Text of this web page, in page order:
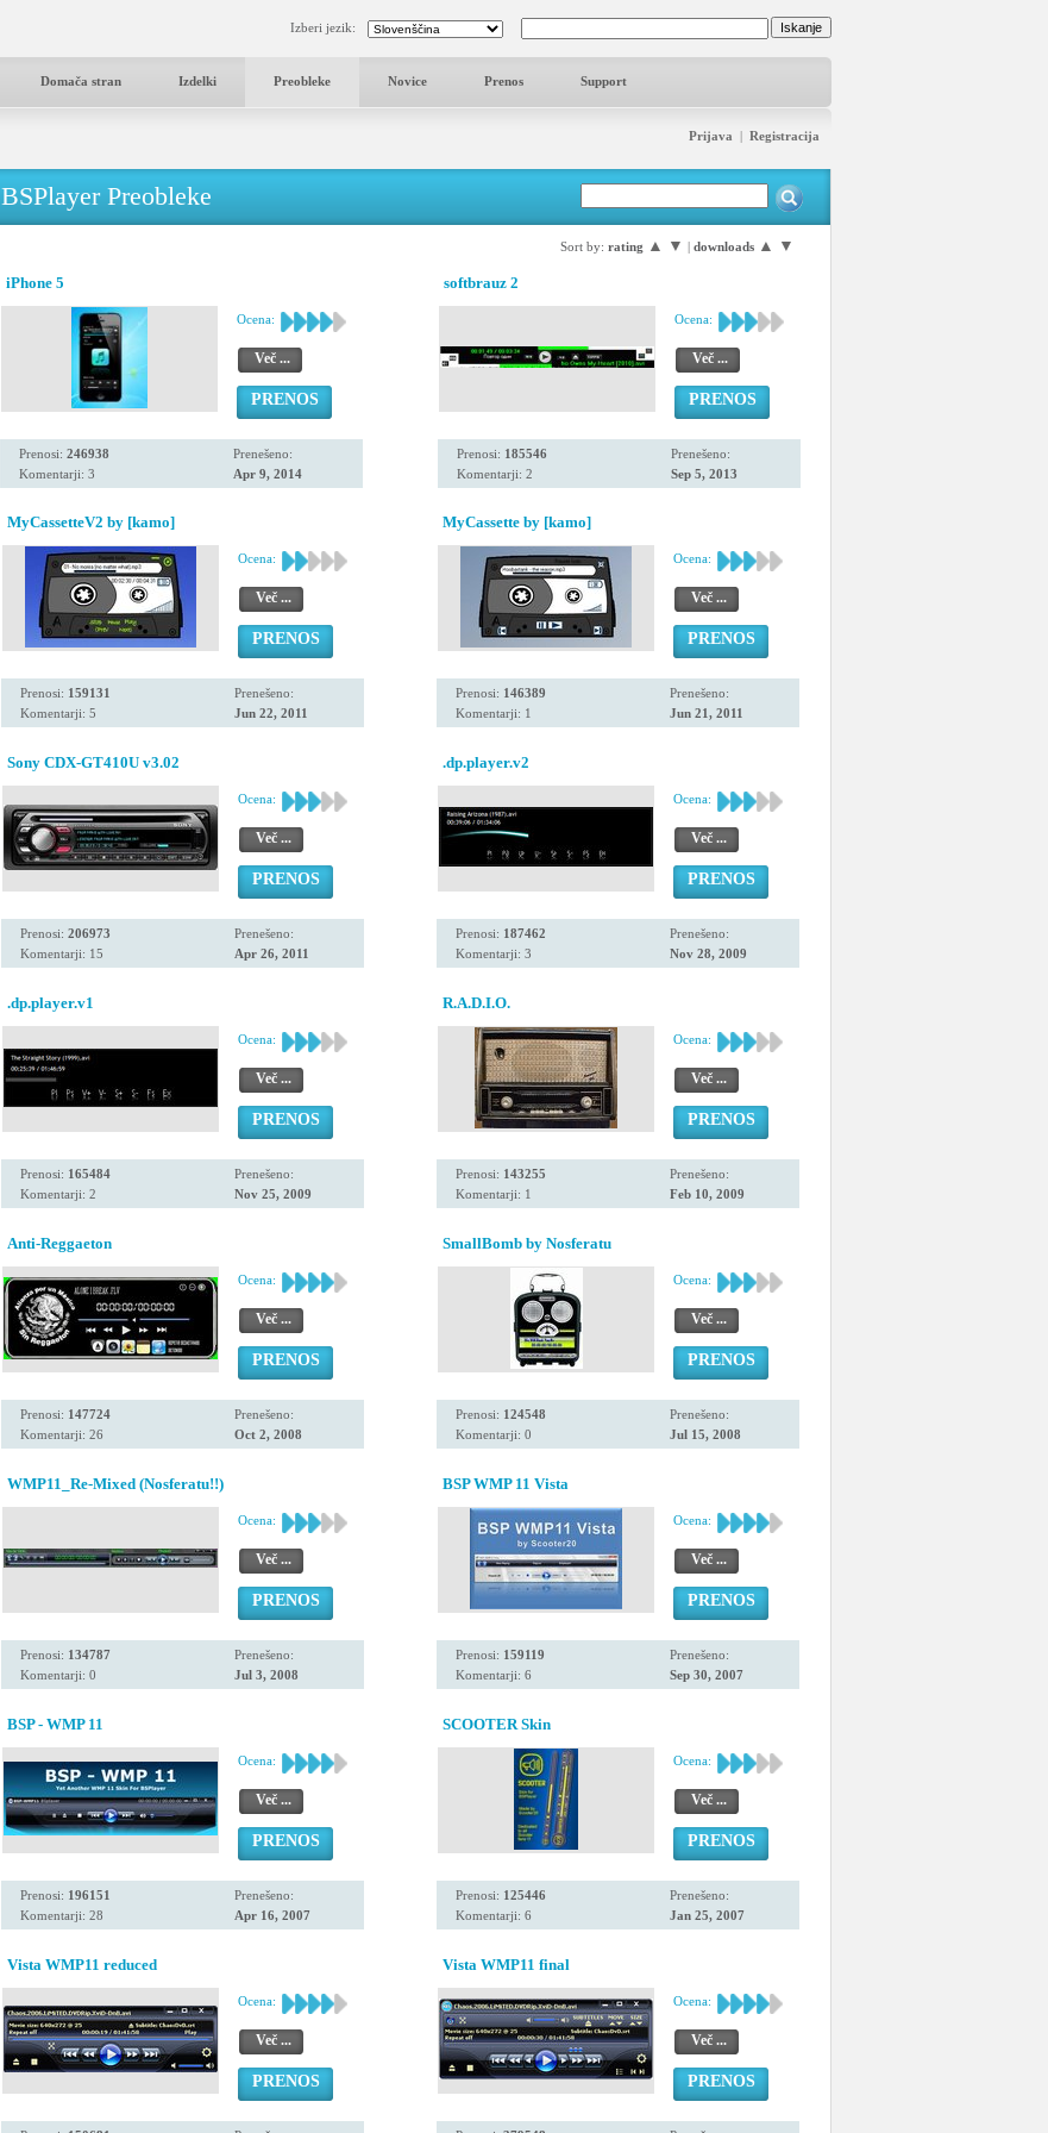
Izberi jezik:
Domača stran Izdelki Preobleke Novice Prenos Support
Prijava | Registracija
BSPlayer Preobleke
Sort by: rating ▲ ▼ | downloads ▲ ▼
iPhone 5
Ocena:
Več ...
PRENOS
Prenosi: 246938
Komentarji: 3
Prenešeno:
Apr 9, 2014
softbrauz 2
Ocena:
Več ...
PRENOS
Prenosi: 185546
Komentarji: 2
Prenešeno:
Sep 5, 2013
MyCassetteV2 by [kamo]
Ocena:
Več ...
PRENOS
Prenosi: 159131
Komentarji: 5
Prenešeno:
Jun 22, 2011
MyCassette by [kamo]
Ocena:
Več ...
PRENOS
Prenosi: 146389
Komentarji: 1
Prenešeno:
Jun 21, 2011
Sony CDX-GT410U v3.02
Ocena:
Več ...
PRENOS
Prenosi: 206973
Komentarji: 15
Prenešeno:
Apr 26, 2011
.dp.player.v2
Ocena:
Več ...
PRENOS
Prenosi: 187462
Komentarji: 3
Prenešeno:
Nov 28, 2009
.dp.player.v1
Ocena:
Več ...
PRENOS
Prenosi: 165484
Komentarji: 2
Prenešeno:
Nov 25, 2009
R.A.D.I.O.
Ocena:
Več ...
PRENOS
Prenosi: 143255
Komentarji: 1
Prenešeno:
Feb 10, 2009
Anti-Reggaeton
Ocena:
Več ...
PRENOS
Prenosi: 147724
Komentarji: 26
Prenešeno:
Oct 2, 2008
SmallBomb by Nosferatu
Ocena:
Več ...
PRENOS
Prenosi: 124548
Komentarji: 0
Prenešeno:
Jul 15, 2008
WMP11_Re-Mixed (Nosferatu!!)
Ocena:
Več ...
PRENOS
Prenosi: 134787
Komentarji: 0
Prenešeno:
Jul 3, 2008
BSP WMP 11 Vista
Ocena:
Več ...
PRENOS
Prenosi: 159119
Komentarji: 6
Prenešeno:
Sep 30, 2007
BSP - WMP 11
Ocena:
Več ...
PRENOS
Prenosi: 196151
Komentarji: 28
Prenešeno:
Apr 16, 2007
SCOOTER Skin
Ocena:
Več ...
PRENOS
Prenosi: 125446
Komentarji: 6
Prenešeno:
Jan 25, 2007
Vista WMP11 reduced
Ocena:
Več ...
PRENOS
Vista WMP11 final
Ocena:
Več ...
PRENOS